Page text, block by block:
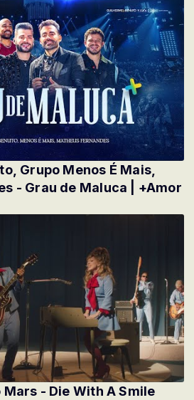
Grupo Menos É Mais,
- Grau de Maluca | +Amor
- Die With A Smile